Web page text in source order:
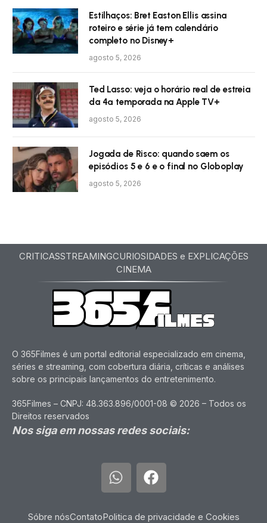
Estilhaços: Bret Easton Ellis assina
roteiro e série já tem calendário
completo no Disney+
agosto 5, 2026
Ted Lasso: veja o horário real de estreia
da 4ª temporada na Apple TV+
agosto 5, 2026
Jogada de Risco: quando saem os
episódios 5 e 6 e o final no Globoplay
agosto 5, 2026
CRITICASSTREAMINGCURIOSIDADES e EXPLICAÇÕES
CINEMA
O 365Filmes é um portal editorial especializado em cinema,
séries e streaming, com cobertura diária, críticas e análises
sobre os principais lançamentos do entretenimento.
365Filmes – CNPJ: 48.363.896/0001-08 © 2026 – Todos os
Direitos reservados
Nos siga em nossas redes sociais:
Sóbre nósContatoPolitica de privacidade e Cookies